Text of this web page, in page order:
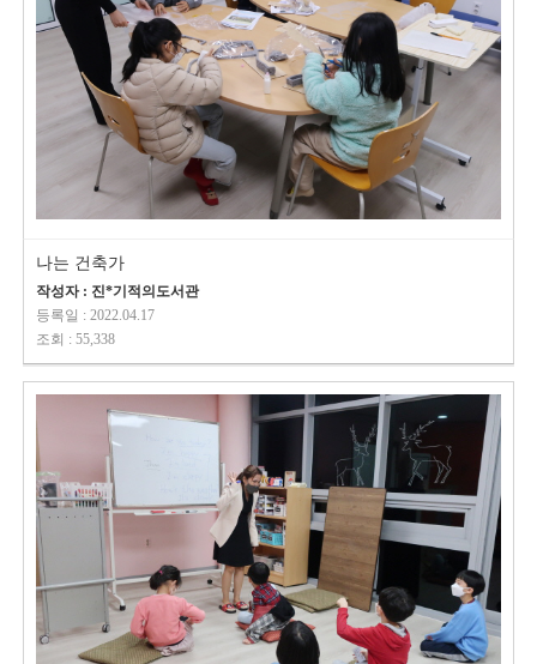
나는 건축가
작성자 : 진*기적의도서관
등록일 : 2022.04.17
조회 : 55,338